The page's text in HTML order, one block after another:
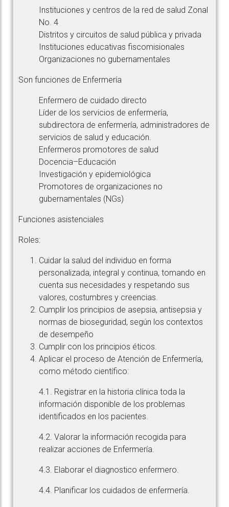
Instituciones y centros de la red de salud Zonal
No. 4
Distritos y circuitos de salud pública y privada
Instituciones educativas fiscomisionales
Organizaciones no gubernamentales
Son funciones de Enfermería
Enfermero de cuidado directo
Líder de los servicios de enfermería,
subdirectora de enfermería, administradores de
servicios de salud y educación.
Enfermeros promotores de salud
Docencia–Educación
Investigación y epidemiológica
Promotores de organizaciones no
gubernamentales (NGs)
Funciones asistenciales
Roles:
Cuidar la salud del individuo en forma
personalizada, integral y continua, tomando en
cuenta sus necesidades y respetando sus
valores, costumbres y creencias.
Cumplir los principios de asepsia, antisepsia y
normas de bioseguridad, según los contextos
de desempeño
Cumplir con los principios éticos.
Aplicar el proceso de Atención de Enfermería,
como método científico:
4.1. Registrar en la historia clínica toda la
información disponible de los problemas
identificados en los pacientes.
4.2. Valorar la información recogida para
realizar acciones de Enfermería.
4.3. Elaborar el diagnostico enfermero.
4.4. Planificar los cuidados de enfermería.